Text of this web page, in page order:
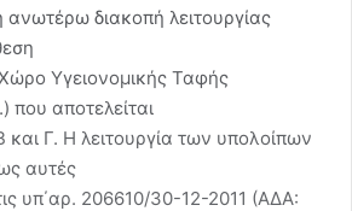
ανωτέρω διακοπή λειτουργίας
Υγειονομικής Ταφής
αποτελείται
Γ. Η λειτουργία των υπολοίπων
αυτές
υπ΄αρ. 206610/30-12-2011 (ΑΔΑ: